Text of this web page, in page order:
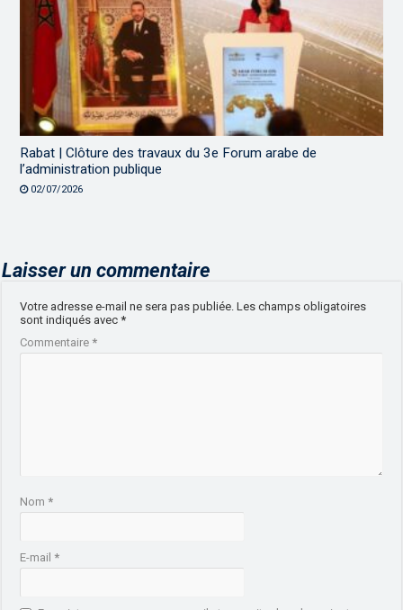
Rabat | Clôture des travaux du 3e Forum arabe de
l’administration publique
02/07/2026
Laisser un commentaire
Votre adresse e-mail ne sera pas publiée. Les champs obligatoires
sont indiqués avec*
Commentaire*
Nom*
E-mail*